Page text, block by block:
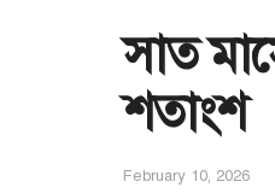
সাত
শতাংশ
February 10, 2026